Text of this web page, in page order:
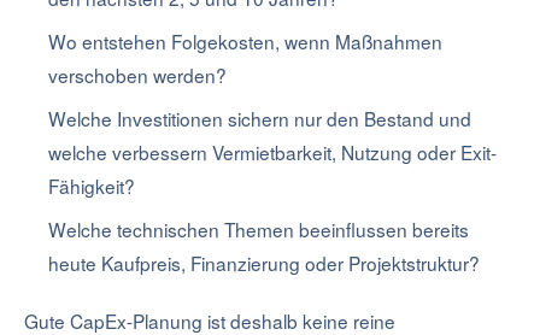
Wo entstehen Folgekosten, wenn Maßnahmen
verschoben werden?
Welche Investitionen sichern nur den Bestand und
welche verbessern Vermietbarkeit, Nutzung oder Exit-
Fähigkeit?
Welche technischen Themen beeinflussen bereits
heute Kaufpreis, Finanzierung oder Projektstruktur?
Gute CapEx-Planung ist deshalb keine reine